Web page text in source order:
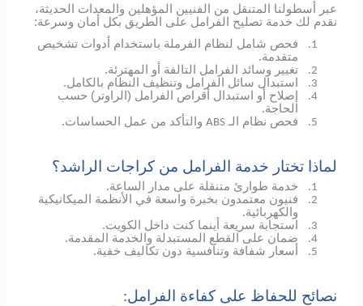
عبر أسطولنا المتنقل من الفنيين المؤهلين والمعدات الحديثة،
نقدم لك خدمة تصليح الفرامل على الطريق بكل أمان وسرعة:
1.
فحص شامل لنظام الفرملة باستخدام أدوات تشخيص
متقدمة.
2. تغيير وسائد الفرامل التالفة أو المهترئة.
3. استبدال سائل الفرامل وتنظيف النظام بالكامل.
4.
إصلاح أو استبدال أقراص الفرامل (الراوتر) حسب
الحاجة.
5. فحص نظام الـABS والتأكد من عمل الحساسات.
لماذا تختار خدمة الفرامل من كراجات الراشد؟
1. خدمة طوارئ متنقلة على مدار الساعة.
2.
فنيون معتمدون بخبرة واسعة في الأنظمة الميكانيكية
والكهربائية.
3. استجابة سريعة أينما كنت داخل الكويت.
4. ضمان على القطع المستبدلة والخدمة المقدمة.
5. أسعار شفافة وتنافسية دون تكاليف خفية.
نصائح للحفاظ على كفاءة الفرامل: